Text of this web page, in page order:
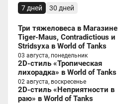
7 дней 30 дней
Три тяжеловеса в
Tiger-Maus, Contradictious и
Stridsyxa в World of Tanks
03 августа, понедельник
2D-стиль «Тропическая
лихорадка» в World of Tanks
02 августа, воскресенье
2D-стиль «Неприятности в
раю» в World of Tanks